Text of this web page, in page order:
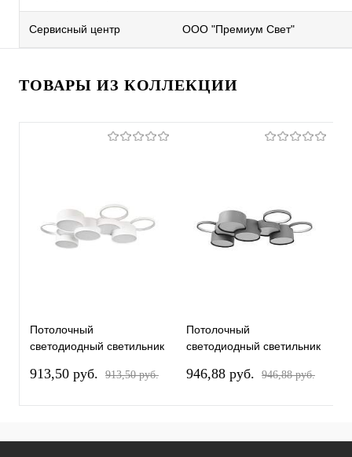
Сервисный центр ООО "Премиум Свет"
ТОВАРЫ ИЗ КОЛЛЕКЦИИ
Потолочный
светодиодный светильник
913,50 pуб. 913,50 pуб.
Потолочный
светодиодный светильник
946,88 pуб. 946,88 pуб.